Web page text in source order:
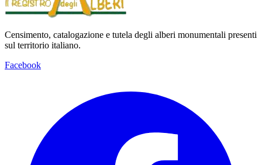
Censimento, catalogazione e tutela degli alberi monumentali presenti
sul territorio italiano.
Facebook